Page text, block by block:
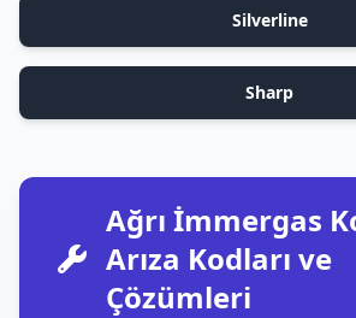
Silverline
Sharp
Ağrı İmmergas
Arıza Kodları ve
Çözümleri